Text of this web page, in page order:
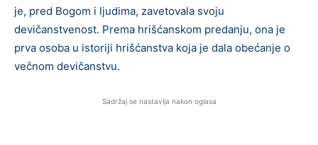
je, pred Bogom i ljudima, zavetovala svoju
devičanstvenost. Prema hrišćanskom predanju, ona je
prva osoba u istoriji hrišćanstva koja je dala obećanje o
večnom devičanstvu.
Sadržaj se nastavlja nakon oglasa